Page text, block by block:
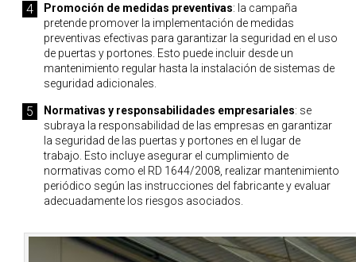
Promoción de medidas preventivas: la campaña
pretende promover la implementación de medidas
preventivas efectivas para garantizar la seguridad en el uso
de puertas y portones. Esto puede incluir desde un
mantenimiento regular hasta la instalación de sistemas de
seguridad adicionales.
Normativas y responsabilidades empresariales: se
subraya la responsabilidad de las empresas en garantizar
la seguridad de las puertas y portones en el lugar de
trabajo. Esto incluye asegurar el cumplimiento de
normativas como el RD 1644/2008, realizar mantenimiento
periódico según las instrucciones del fabricante y evaluar
adecuadamente los riesgos asociados.